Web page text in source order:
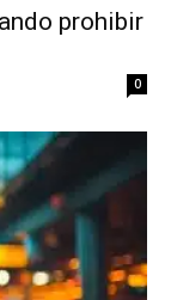
prohibir
0